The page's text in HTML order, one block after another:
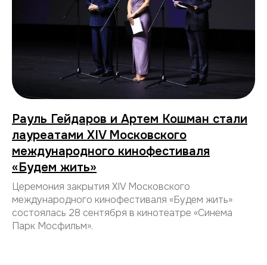
Рауль Гейдаров и Артем Кошман стали
лауреатами XIV Московского
международного кинофестиваля
«Будем жить»
Церемония закрытия XIV Московского
международного кинофестиваля «Будем жить»
состоялась 28 сентября в кинотеатре «Синема
Парк Мосфильм».